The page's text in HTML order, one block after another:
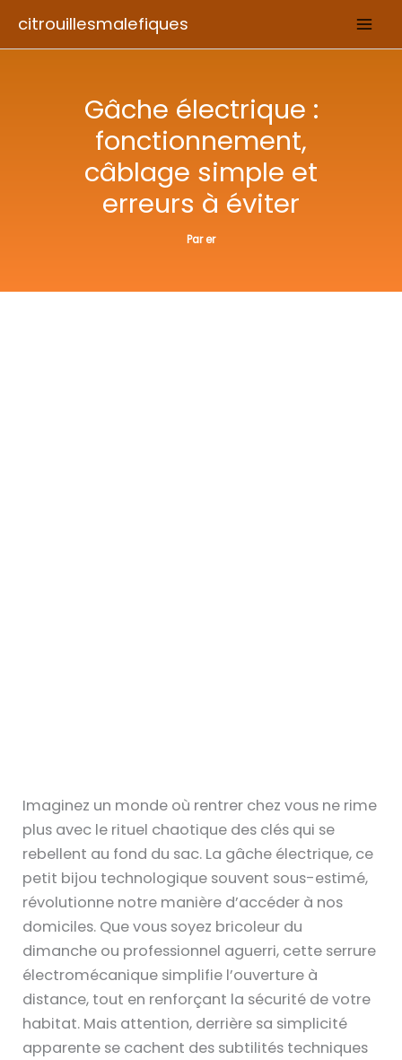
citrouillesmalefiques
Gâche électrique :
fonctionnement,
câblage simple et
erreurs à éviter
Parer
Imaginez un monde où rentrer chez vous ne rime
plus avec le rituel chaotique des clés qui se
rebellent au fond du sac. La gâche électrique, ce
petit bijou technologique souvent sous-estimé,
révolutionne notre manière d’accéder à nos
domiciles. Que vous soyez bricoleur du
dimanche ou professionnel aguerri, cette serrure
électromécanique simplifie l’ouverture à
distance, tout en renforçant la sécurité de votre
habitat. Mais attention, derrière sa simplicité
apparente se cachent des subtilités techniques